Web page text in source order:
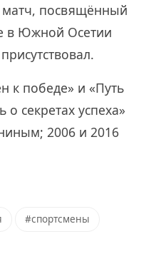
матч, посвящённый
в Южной Осетии
к победе» и «Путь
секретах успеха»
2006 и 2016
#спортсмены